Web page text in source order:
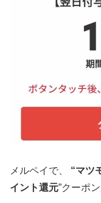
メルペイで、
“マツ
イント還元”クーポ